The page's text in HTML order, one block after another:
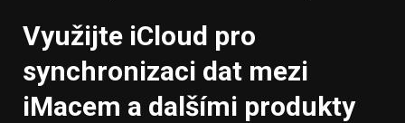
Využijte iCloud pro
synchronizaci dat mezi
iMacem a dalšími produkty